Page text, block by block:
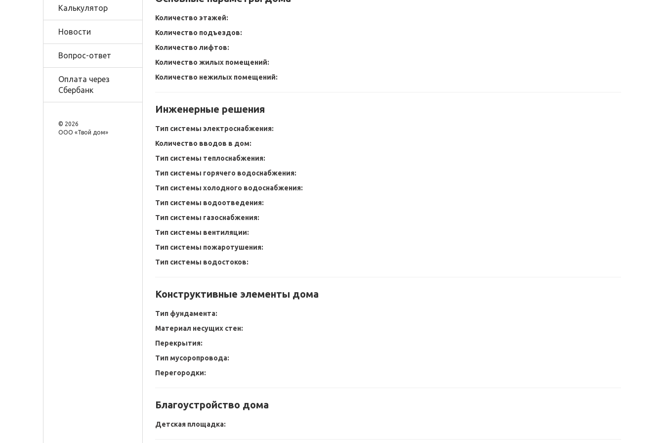
Калькулятор
Новости
Вопрос-ответ
Оплата через
Сбербанк
© 2026
OOO «Твой дом»
Количество этажей:
Количество подъездов:
Количество лифтов:
Количество жилых помещений:
Количество нежилых помещений:
Инженерные решения
Тип системы электроснабжения:
Количество вводов в дом:
Тип системы теплоснабжения:
Тип системы горячего водоснабжения:
Тип системы холодного водоснабжения:
Тип системы водоотведения:
Тип системы газоснабжения:
Тип системы вентиляции:
Тип системы пожаротушения:
Тип системы водостоков:
Конструктивные элементы дома
Тип фундамента:
Материал несущих стен:
Перекрытия:
Тип мусоропровода:
Перегородки:
Благоустройство дома
Детская площадка: